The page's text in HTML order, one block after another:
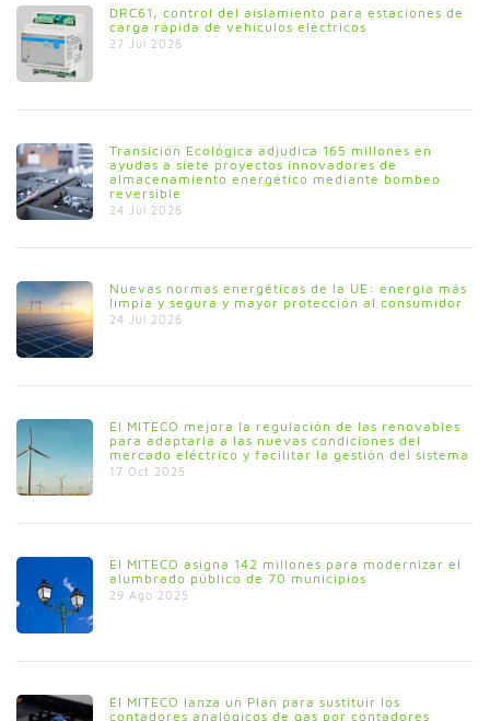
DRC61, control del aislamiento para estaciones de
carga rápida de vehículos eléctricos
27 Jul 2026
Transición Ecológica adjudica 165 millones en
ayudas a siete proyectos innovadores de
almacenamiento energético mediante bombeo
reversible
24 Jul 2026
Nuevas normas energéticas de la UE: energía más
limpia y segura y mayor protección al consumidor
24 Jul 2026
El MITECO mejora la regulación de las renovables
para adaptarla a las nuevas condiciones del
mercado eléctrico y facilitar la gestión del sistema
17 Oct 2025
El MITECO asigna 142 millones para modernizar el
alumbrado público de 70 municipios
29 Ago 2025
El MITECO lanza un Plan para sustituir los
contadores analógicos de gas por contadores